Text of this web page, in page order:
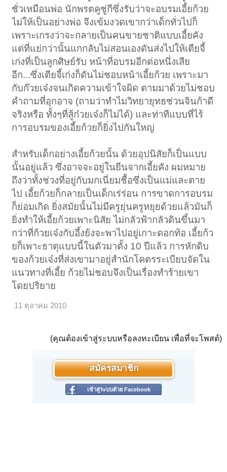
ชั่วเหมือนพ่อ นักพรตคูชู่กีซึ่งรับว่าจะอบรมเอี้ยก้วย
ไม่ให้เป็นอย่างพ่อ จึงเข้มงวดเขากว่าเด็กทั่วไปก็
เพราะเกรงว่าจะกลายเป็นคนขายชาติแบบเอี้ยคัง
แต่ที่แย่กว่านั้นแกกลับไม่สอนเองดันส่งไปให้เตียจี้
เก่งที่เป็นลูกศิษย์รับ หน้าที่อบรมอีกต่อหนึ่งเสีย
อีก...ซึ่งเตียจี้เก่งก็ดันไม่ชอบหน้าเอี้ยก้วย เพราะมา
กับก๊วยเจ๋งจนเกิดความเข้าใจผิด ตามมาด้วยไม่ชอบ
คำถามที่อุกอาจ (ถามว่าทำไมวิทยายุทธช่วนจินก้าดี
จริงหรือ ทั้งๆที่สู้ก๋วยเจ๋งก็ไม่ได้) และท่าทีแบบที่ไร้
การอบรมของเอี้ยก้วยก็ยิ่งไปกันใหญ่
สำหรับเด็กอย่างเอี้ยก้วยนั้น ด้วยอุปนิสัยก็เป็นแบบ
นั้นอยู่แล้ว ซึ่งอาจจะอยู่ในยีนจากเอี้ยคัง ผมหมาย
ถึงว่าทั้งช่วงที่อยู่กับมกเนี่ยมชื้อซึ่งเป็นแม่และตาย
ไป เอี้ยก้วยก็กลายเป็นเด็กเร่ร่อน การขาดการอบรม
ก็ย่อมเกิด ยิ่งสมัยนั้นไม่มีครูยุ่นครูหยุยด้วยแล้วมันก็
ยิ่งทำให้เอี้ยก้วยเพาะนิสัย ไม่กลัวฟ้ากลัวดินขึ้นมา
กว่าที่ก้วยเจ๋งกับอึ้งย้งจะพาไปอยู่เกาะดอกท้อ เอี้ยก้ว
ยก็เพาะธาตุแบบนี้ในตัวมาตั้ง 10 ปีแล้ว การหักดิบ
ของก้วยเจ๋งที่ส่งเขามาอยู่สำนักโคตรระเบียบจัดใน
แนวทางที่เอี้ย ก้วยไม่ชอบจึงเป็นเรื่องทำร้ายเขา
โดยปริยาย
11 ตุลาคม 2010
(คุณต้องเข้าสู่ระบบหรือลงทะเบียน เพื่อที่จะโพสต์)
สมัครสมาชิก
เข้าสู่ระบบด้วย Facebook